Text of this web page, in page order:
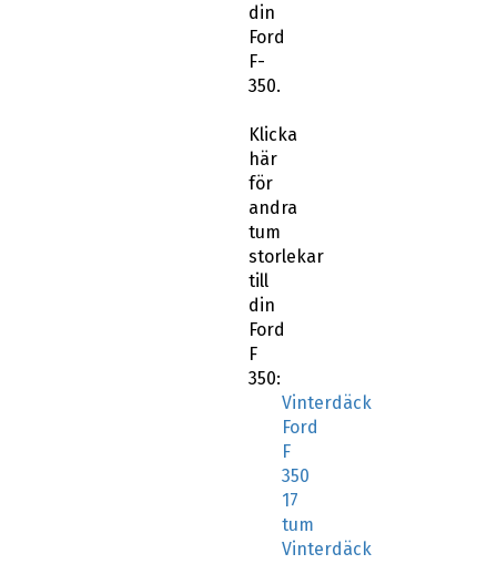
din
Ford
F-
350.
Klicka
här
för
andra
tum
storlekar
till
din
Ford
F
350:
Vinterdäck
Ford
F
350
17
tum
Vinterdäck